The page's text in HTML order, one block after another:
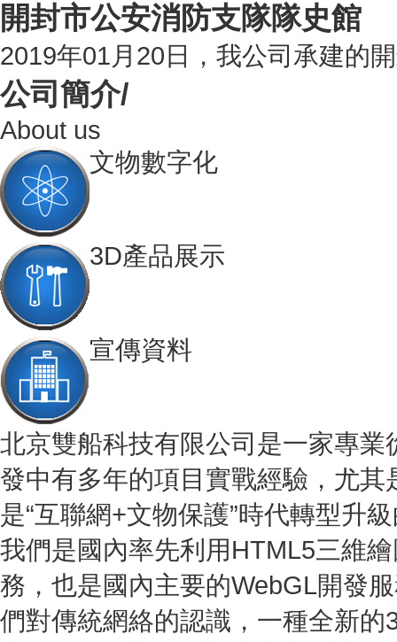
開封市公安消防支隊隊史館
2019年01月20日，我公司承建的
公司簡介/
About us
文物數字化
3D產品展示
宣傳資料
北京雙船科技有限公司是一家專
發中有多年的項目實戰經驗，尤
是“互聯網+文物保護”時代轉型升
我們是國內率先利用HTML5三維
務，也是國內主要的WebGL開發
們對傳統網絡的認識，一種全新